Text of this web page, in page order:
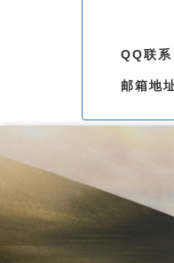
QQ联系
邮箱地